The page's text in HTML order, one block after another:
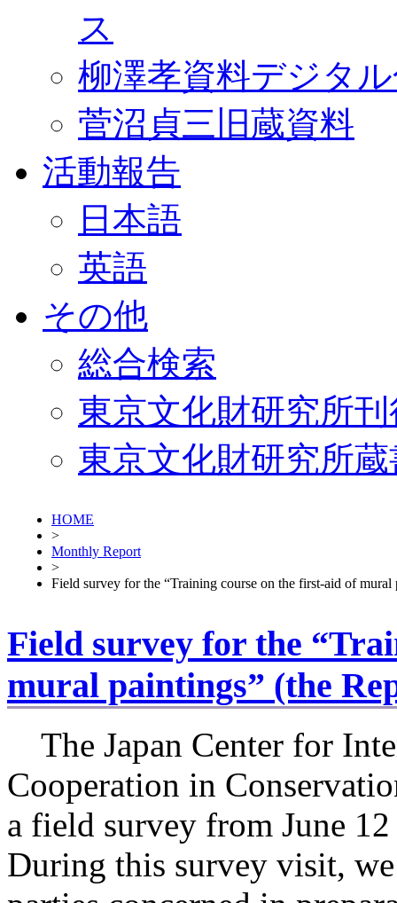
ス
柳澤孝資料デジタ
菅沼貞三旧蔵資料
活動報告
日本語
英語
その他
総合検索
東京文化財研究所
東京文化財研究所
HOME
>
Monthly Report
>
Field survey for the “Training course on the first-aid of
Field survey for the
mural paintings” (the
The Japan Center for
Cooperation in
a field survey from June
During this survey visit,